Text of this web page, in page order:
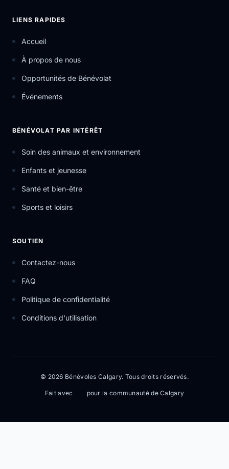
LIENS RAPIDES
Accueil
À propos de nous
Opportunités de Bénévolat
Événements
BÉNÉVOLAT PAR INTÉRÊT
Soin des animaux et environnement
Enfants et jeunesse
Santé et bien-être
Sports et loisirs
SOUTIEN
Contactez-nous
FAQ
Politique de confidentialité
Conditions d'utilisation
© 2026 Bénévoles Calgary. Tous droits réservés.
Fait avec pour la communauté de Calgary